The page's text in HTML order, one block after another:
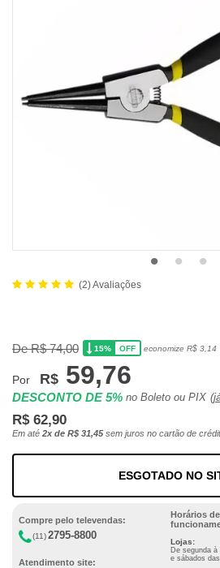
(2) Avaliações
De R$ 74,00 15% OFF economize R$ 3,14
Por R$ 59,76
DESCONTO DE 5% no Boleto ou PIX
R$ 62,90
Em até 2x de R$ 31,45sem juros no cartão de
ESGOTADO NO
Compre pelo televendas:
(11)2795-8800
Atendimento site:
Horários de
Lojas:
De segunda
e sábados